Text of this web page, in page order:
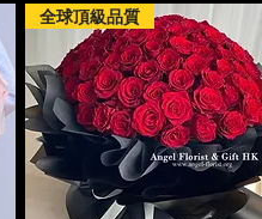
全球頂級品質